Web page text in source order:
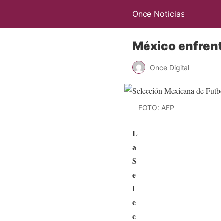
Once Noticias
México
Once Digital
FOTO: AFP
L
a
S
e
l
e
c